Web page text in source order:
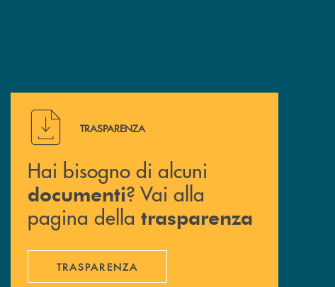
Hai bisogno di alcuni documenti ? Vai alla pagina della
TRASPARENZA
Hai bisogno di alcuni
documenti? Vai alla
pagina della trasparenza
TRASPARENZA